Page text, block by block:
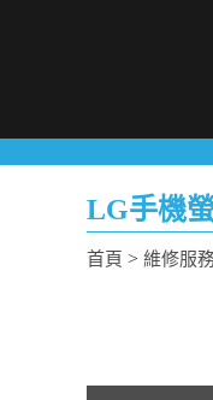
LG手機
首頁 > 維修服